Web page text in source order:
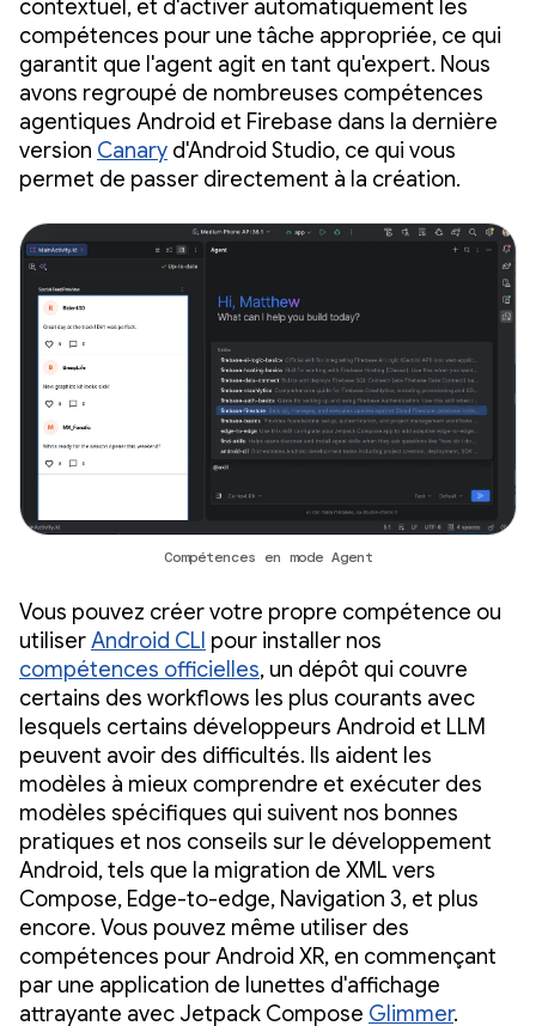
contextuel, et d'activer automatiquement les
compétences pour une tâche appropriée, ce qui
garantit que l'agent agit en tant qu'expert. Nous
avons regroupé de nombreuses compétences
agentiques Android et Firebase dans la dernière
version Canary d'Android Studio, ce qui vous
permet de passer directement à la création.
Compétences en mode Agent
Vous pouvez créer votre propre compétence ou
utiliserAndroid CLI pour installer nos
compétences officielles, un dépôt qui couvre
certains des workflows les plus courants avec
lesquels certains développeurs Android et LLM
peuvent avoir des difficultés. Ils aident les
modèles à mieux comprendre et exécuter des
modèles spécifiques qui suivent nos bonnes
pratiques et nos conseils sur le développement
Android, tels que la migration de XML vers
Compose, Edge-to-edge, Navigation 3, et plus
encore. Vous pouvez même utiliser des
compétences pour Android XR, en commençant
par une application de lunettes d'affichage
attrayante avec Jetpack Compose Glimmer.